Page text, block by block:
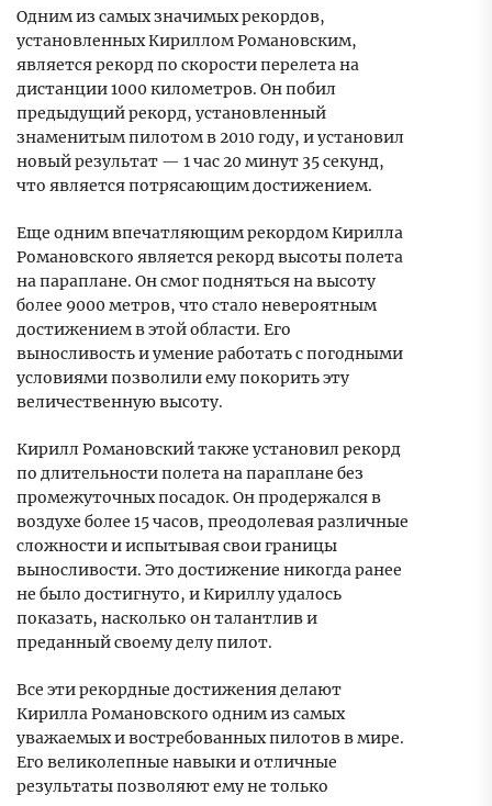
Одним из самых значимых рекордов,
установленных Кириллом Романовским,
является рекорд по скорости перелета на
дистанции 1000 километров. Он побил
предыдущий рекорд, установленный
знаменитым пилотом в 2010 году, и установил
новый результат — 1 час 20 минут 35 секунд,
что является потрясающим достижением.
Еще одним впечатляющим рекордом Кирилла
Романовского является рекорд высоты полета
на параплане. Он смог подняться на высоту
более 9000 метров, что стало невероятным
достижением в этой области. Его
выносливость и умение работать с погодными
условиями позволили ему покорить эту
величественную высоту.
Кирилл Романовский также установил рекорд
по длительности полета на параплане без
промежуточных посадок. Он продержался в
воздухе более 15 часов, преодолевая различные
сложности и испытывая свои границы
выносливости. Это достижение никогда ранее
не было достигнуто, и Кириллу удалось
показать, насколько он талантлив и
преданный своему делу пилот.
Все эти рекордные достижения делают
Кирилла Романовского одним из самых
уважаемых и востребованных пилотов в мире.
Его великолепные навыки и отличные
результаты позволяют ему не только